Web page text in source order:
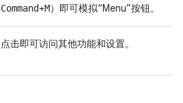
Command+M）即可模拟“Menu”按钮。
点击即可访问其他功能和设置。